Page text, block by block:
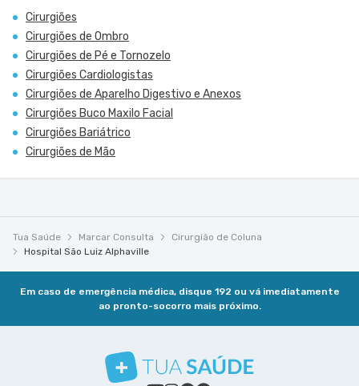
Cirurgiões
Cirurgiões de Ombro
Cirurgiões de Pé e Tornozelo
Cirurgiões Cardiologistas
Cirurgiões de Aparelho Digestivo e Anexos
Cirurgiões Buco Maxilo Facial
Cirurgiões Bariátrico
Cirurgiões de Mão
Tua Saúde Marcar Consulta
Cirurgião de Coluna
Hospital São Luiz Alphaville
Em caso de emergência médica, disque 192 ou vá imediatamente
ao pronto-socorro mais próximo.